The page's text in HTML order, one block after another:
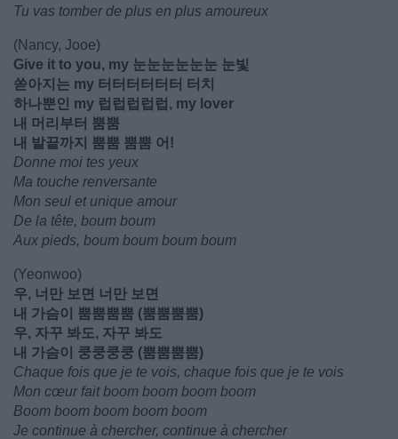
Tu vas tomber de plus en plus amoureux
(Nancy, Jooe)
Give it to you, my 눈눈눈눈눈눈 눈빛
쏟아지는 my 터터터터터터 터치
하나뿐인 my 럽럽럽럽럽, my lover
내 머리부터 뿜뿜
내 발끝까지 뿜뿜 뿜뿜 어!
Donne moi tes yeux
Ma touche renversante
Mon seul et unique amour
De la tête, boum boum
Aux pieds, boum boum boum boum
(Yeonwoo)
우, 너만 보면 너만 보면
내 가슴이 뿜뿜뿜뿜 (뿜뿜뿜뿜)
우, 자꾸 봐도, 자꾸 봐도
내 가슴이 쿵쿵쿵쿵 (뿜뿜뿜뿜)
Chaque fois que je te vois, chaque fois que je te vois
Mon cœur fait boom boom boom boom
Boom boom boom boom boom
Je continue à chercher, continue à chercher